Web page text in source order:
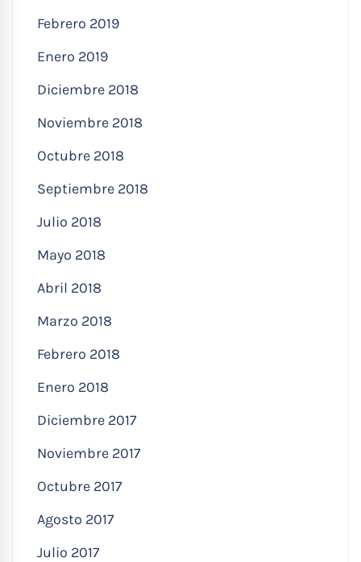
Febrero 2019
Enero 2019
Diciembre 2018
Noviembre 2018
Octubre 2018
Septiembre 2018
Julio 2018
Mayo 2018
Abril 2018
Marzo 2018
Febrero 2018
Enero 2018
Diciembre 2017
Noviembre 2017
Octubre 2017
Agosto 2017
Julio 2017